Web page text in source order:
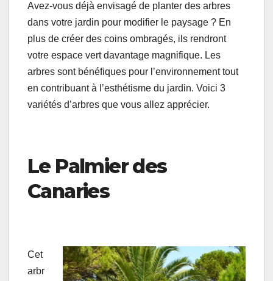
Avez-vous déjà envisagé de planter des arbres
dans votre jardin pour modifier le paysage ? En
plus de créer des coins ombragés, ils rendront
votre espace vert davantage magnifique. Les
arbres sont bénéfiques pour l’environnement tout
en contribuant à l’esthétisme du jardin. Voici 3
variétés d’arbres que vous allez apprécier.
Le Palmier des
Canaries
Cet
arbr